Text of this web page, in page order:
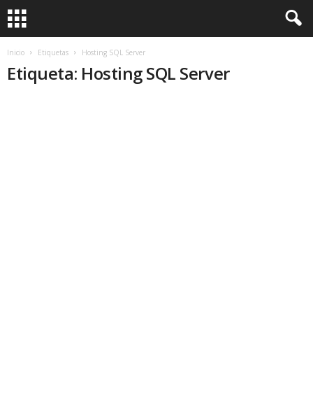
Inicio Etiquetas Hosting SQL Server
Etiqueta: Hosting SQL Server